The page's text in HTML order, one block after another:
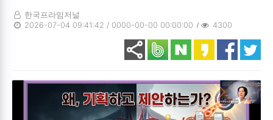
한국프라임저널
2026-07-04 09:41:42 / 0000-00-00 00:00:00
4300